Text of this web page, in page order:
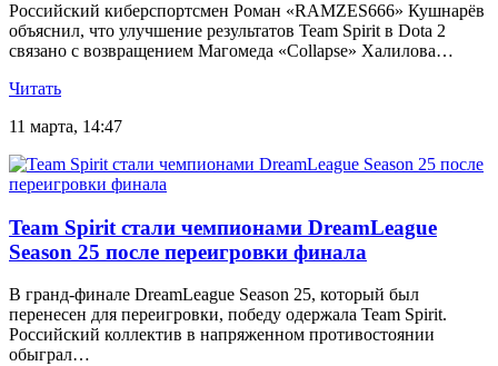
Российский киберспортсмен Роман «RAMZES666» Кушнарёв
объяснил, что улучшение результатов Team Spirit в Dota 2
связано с возвращением Магомеда «Collapse» Халилова…
Читать
11 марта, 14:47
Team Spirit стали чемпионами DreamLeague
Season 25 после переигровки финала
В гранд-финале DreamLeague Season 25, который был
перенесен для переигровки, победу одержала Team Spirit.
Российский коллектив в напряженном противостоянии
обыграл…